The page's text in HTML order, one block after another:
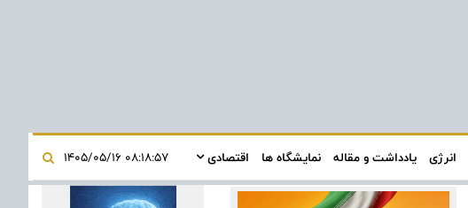
انرژی یادداشت و مقاله نمایشگاه ها اقتصادی